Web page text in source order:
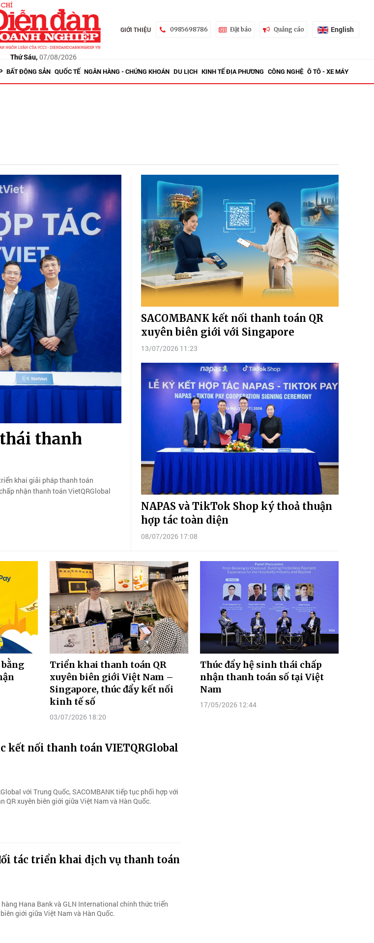
Thứ Sáu, 07/08/2026
GIỚI THIỆU 0985698786 Đặt báo Quảng cáo English
BẤT ĐỘNG SẢN QUỐC TẾ NGÂN HÀNG - CHỨNG KHOÁN DU LỊCH KINH TẾ ĐỊA PHƯƠNG CÔNG NGHỆ Ô TÔ - XE MÁY
thanh
khai giải pháp thanh toán
nhận thanh toán VietQRGlobal
SACOMBANK kết nối thanh toán QR
xuyên biên giới với Singapore
13/07/2026 11:23
NAPAS và TikTok Shop ký thoả thuận
hợp tác toàn diện
08/07/2026 17:08
Triển khai thanh toán QR
xuyên biên giới Việt Nam –
Singapore, thúc đẩy kết nối
kinh tế số
03/07/2026 18:20
Thúc đẩy hệ sinh thái chấp
nhận thanh toán số tại Việt
Nam
17/05/2026 12:44
kết nối thanh toán VIETQRGlobal
với Trung Quốc, SACOMBANK tiếp tục phối hợp với
QR xuyên biên giới giữa Việt Nam và Hàn Quốc.
tác triển khai dịch vụ thanh toán
hàng Hana Bank và GLN International chính thức triển
giới giữa Việt Nam và Hàn Quốc.